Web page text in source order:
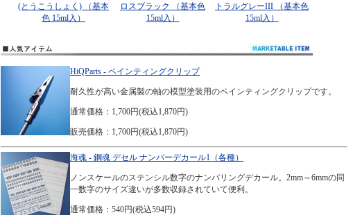
(とうこうしょく) （基本
色 15ml入）
ロスブラック （基本色
15ml入）
トラルグレーIII （基本色
15ml入）
HiQParts - ペインティングクリップ
耐久性が高い金属製の軸の模型塗装用のペインティングクリップです。
通常価格：1,700円(税込1,870円)
販売価格：1,700円(税込1,870円)
海魂 - 鋼魂 デセル ナンバーデカール1（各種）
ノンスケールのステンシル数字のナンバリングデカール。2mm～6mmの同
一数字のサイズ違いが多数収録されていて便利。
通常価格：540円(税込594円)